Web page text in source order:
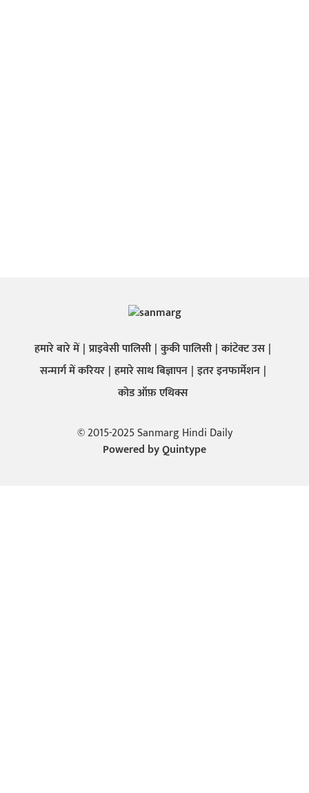
हमारे बारे में प्राइवेसी पालिसी कुकी पालिसी कांटेक्ट उस
सन्मार्ग में करियर हमारे साथ बिज्ञापन इतर इनफार्मेशन
कोड ऑफ़ एथिक्स
© 2015-2025 Sanmarg Hindi Daily
Powered byQuintype